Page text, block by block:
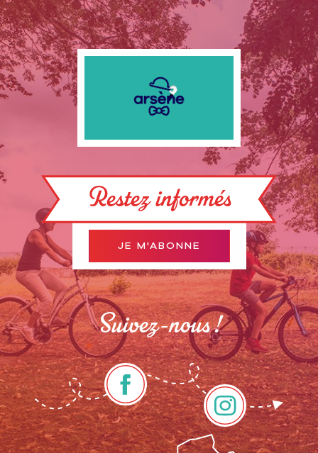
Restez informés
JE M'ABONNE
Suivez-nous !